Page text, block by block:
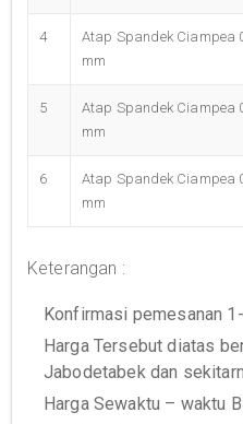
4
Atap Spandek Ciampea
mm
5
Atap Spandek Ciampea
mm
6
Atap Spandek Ciampea
mm
Keterangan :
Konfirmasi pemesanan
Harga Tersebut diatas
Jabodetabek dan
Harga Sewaktu – waktu